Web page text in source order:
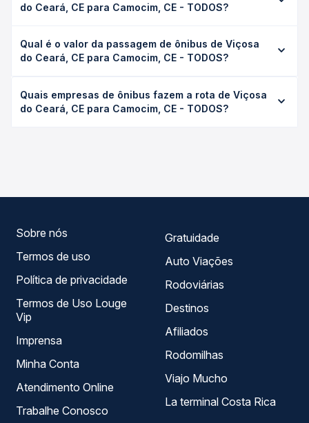
do Ceará, CE para Camocim, CE - TODOS?
Camocim, CE - TODOS leva em média 1h 45min, podendo
variar conforme a viação, o tipo de serviço (convencional,
duração exata de cada opção na data desejada.
Qual é o valor da passagem de ônibus de Viçosa
do Ceará, CE para Camocim, CE - TODOS?
para Camocim, CE - TODOS custa em média R$ 22,40 e
varia conforme a data da viagem, a empresa, o tipo de
Quais empresas de ônibus fazem a rota de Viçosa
do Ceará, CE para Camocim, CE - TODOS?
Sobre nós
Termos de uso
Política de privacidade
Termos de Uso Louge
Vip
Imprensa
Minha Conta
Atendimento Online
Trabalhe Conosco
Gratuidade
Auto Viações
Rodoviárias
Destinos
Afiliados
Rodomilhas
Viajo Mucho
La terminal Costa Rica